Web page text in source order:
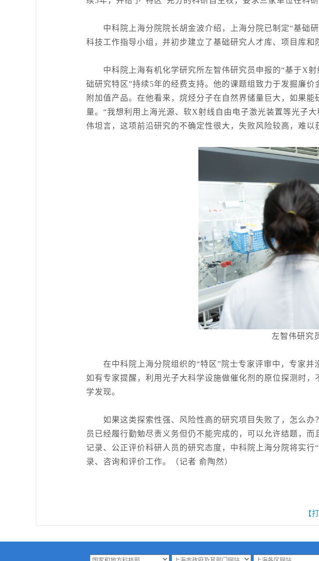
中科院上海分院院长胡金波介绍，上海分院已制定“基础研
科技工作指导小组，并初步建立了基础研究人才库、项目库和
中科院上海有机化学研究所左智伟研究员申报的“基于X射
础研究特区”持续5年的经费支持。他的课题组致力于发掘廉
附加值产品。在他看来，烷烃分子在自然界储量巨大，如果
量。“我想利用上海光源、软X射线自由电子激光装置等光子
伟坦言，这项前沿研究的不确定性很大，失败风险较高，难以
左智伟研究
在中科院上海分院组织的“特区”院士专家评审中，专家并
如有专家提醒，利用光子大科学设施做催化剂的原位探测时
学发现。
如果这类探索性强、风险性高的研究项目失败了，怎么办
员已经履行勤勉尽责义务但仍不能完成的，可以允许结题，
记录、公正评价科研人员的研究态度，中科院上海分院将实
录、咨询和评价工作。（记者 俞陶然）
【